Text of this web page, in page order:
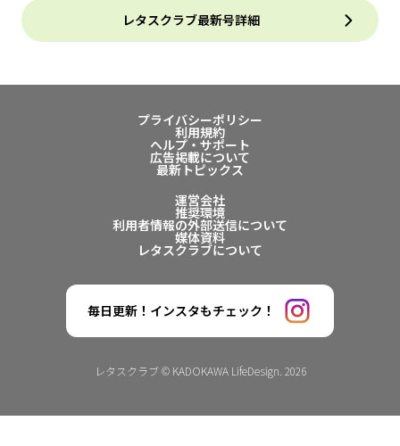
レタスクラブ最新号詳細
プライバシーポリシー
利用規約
ヘルプ・サポート
広告掲載について
最新トピックス
運営会社
推奨環境
利用者情報の外部送信について
媒体資料
レタスクラブについて
毎日更新！インスタもチェック！
レタスクラブ © KADOKAWA LifeDesign. 2026